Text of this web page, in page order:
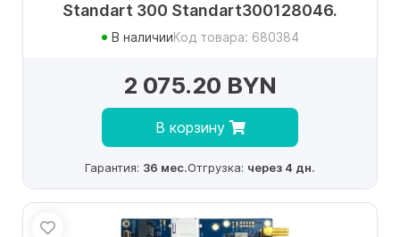
Standart 300 Standart300128046.
В наличииКод товара: 680384
2 075.20 BYN
В корзину
Гарантия: 36 мес.Отгрузка: через 4 дн.